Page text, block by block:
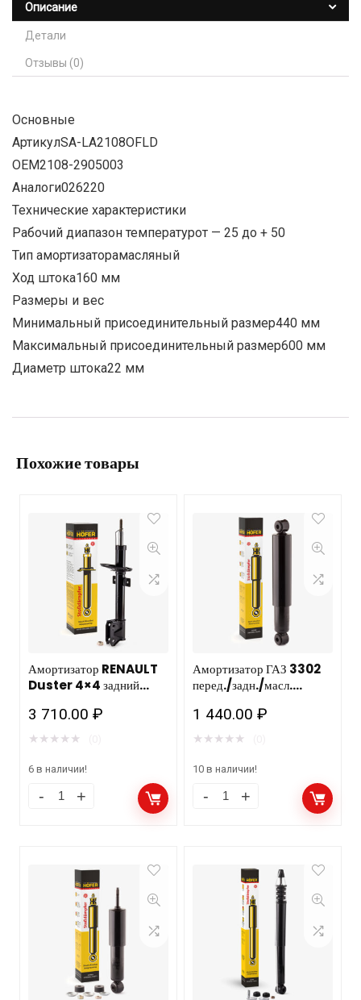
Описание
Детали
Отзывы (0)
Основные
АртикулSA-LA2108OFLD
ОЕМ2108-2905003
Аналоги026220
Технические характеристики
Рабочий диапазон температурот — 25 до + 50
Тип амортизаторамасляный
Ход штока160 мм
Размеры и вес
Минимальный присоединительный размер440 мм
Максимальный присоединительный размер600 мм
Диаметр штока22 мм
Похожие товары
Амортизатор RENAULT
Duster 4×4 задний
204/ 4/6шт
3 710.00₽
★ ★ ★ ★ ★
6 в наличии!
Амортизатор ГАЗ 3302
перед./задн./масл.
(усиленный) HF 505 125
1 440.00₽
★ ★ ★ ★ ★
10 в наличии!